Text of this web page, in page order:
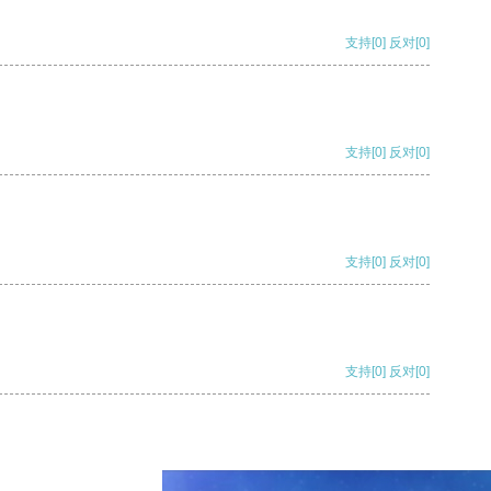
支持[0] 反对[0]
支持[0] 反对[0]
支持[0] 反对[0]
支持[0] 反对[0]